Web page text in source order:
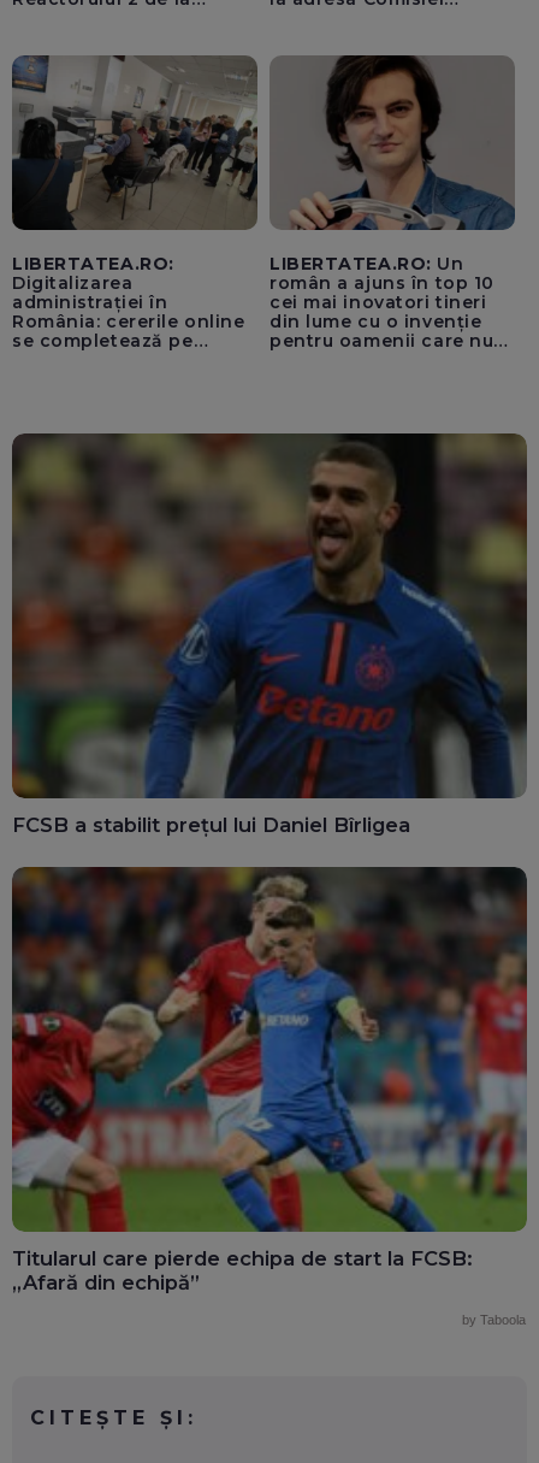
pentru instaurarea
„cenzurii” pe platforma X
LIBERTATEA.RO:
Digitalizarea
administrației în
România: cererile online
se completează pe
LIBERTATEA.RO: Un
român a ajuns în top 10
cei mai inovatori tineri
din lume cu o invenție
pentru oamenii care nu
FCSB a stabilit prețul lui Daniel Bîrligea
Titularul care pierde echipa de start la FCSB:
„Afară din echipă”
by Taboola
CITEȘTE ȘI: